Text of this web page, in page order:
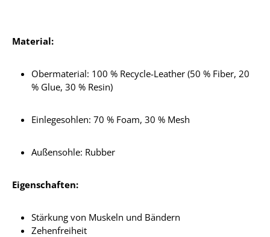
Material:
Obermaterial: 100 % Recycle-Leather (50 % Fiber, 20
% Glue, 30 % Resin)
Einlegesohlen: 70 % Foam, 30 % Mesh
Außensohle: Rubber
Eigenschaften:
Stärkung von Muskeln und Bändern
Zehenfreiheit